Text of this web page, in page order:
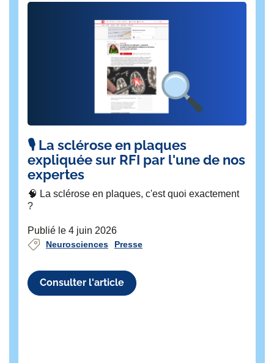
🎙️ La sclérose en plaques
expliquée sur RFI par l'une de nos
expertes
🧠 La sclérose en plaques, c'est quoi exactement
?
Publié le 4 juin 2026
Neurosciences Presse
Consulter l'article